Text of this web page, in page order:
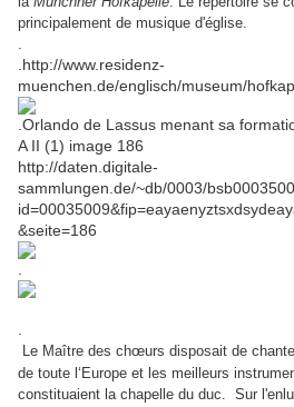
principalement de musique d'église.
.
.http://www.residenz-
muenchen.de/englisch/museum/
.Orlando de Lassus menant sa
A II (1) image 186
http://daten.digitale-
sammlungen.de/~db/0003/
&seite=186
Le Maître des chœurs disposait de
de toute l‘Europe et les meilleurs
constituaient la chapelle du duc. Sur